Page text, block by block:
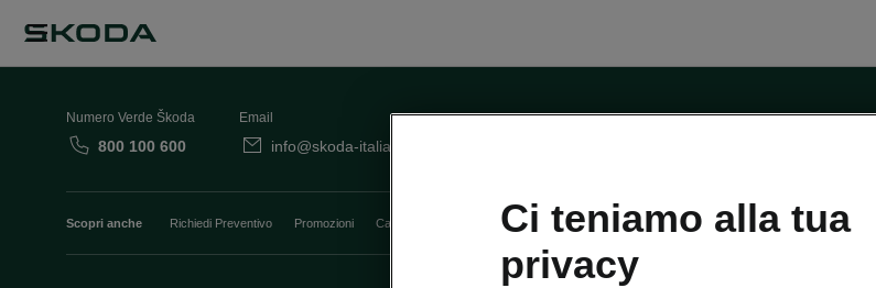
Numero Verde Škoda
800 100 600
Email
info@skoda-italia.it
Scopri anche Richiedi Preventivo Promozioni Cataloghi e Listini Car Configurator Rete Škoda
Ci teniamo alla tua
privacy